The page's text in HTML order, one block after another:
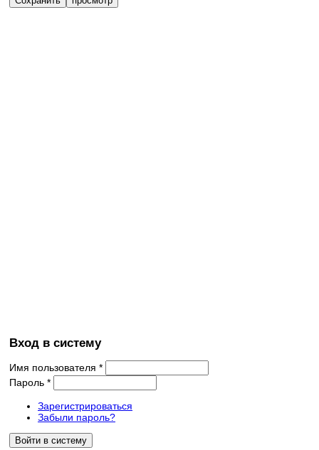
Вход в систему
Имя пользователя *
Пароль *
Зарегистрироваться
Забыли пароль?